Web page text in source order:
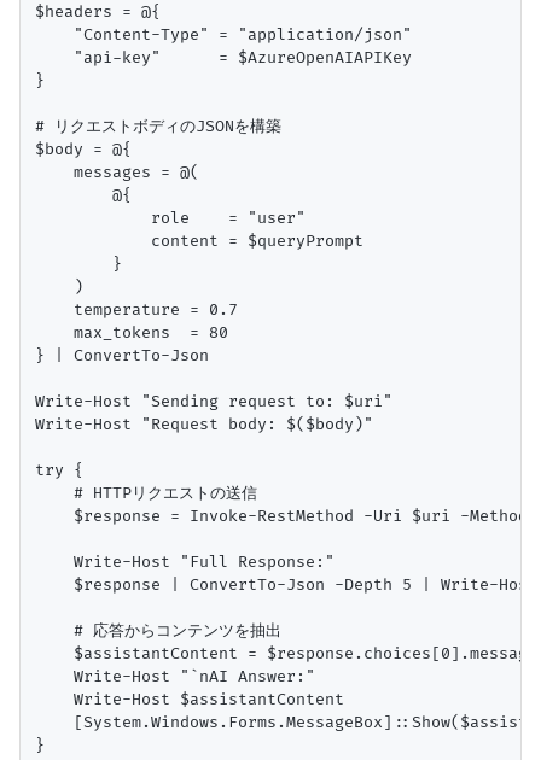
$headers = @{
    "Content-Type" = "application/json"
    "api-key"      = $AzureOpenAIAPIKey
}
# リクエストボディのJSONを構築
$body = @{
    messages = @(
        @{
            role    = "user"
            content = $queryPrompt
        }
    )
    temperature = 0.7
    max_tokens  = 80
} | ConvertTo-Json
Write-Host "Sending request to: $uri"
Write-Host "Request body: $($body)"
try {
    # HTTPリクエストの送信
$response = Invoke-RestMethod -Uri $uri -Method
    Write-Host "Full Response:"
$response | ConvertTo-Json -Depth 5 | Write-Host #
    # 応答からコンテンツを抽出
$assistantContent =
    Write-Host "`nAI Answer:"
    Write-Host $assistantContent
}